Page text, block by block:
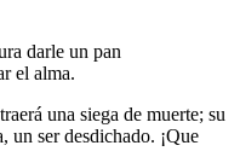
darle un pan
el alma.
una siega de muerte; su
un ser desdichado. ¡Que